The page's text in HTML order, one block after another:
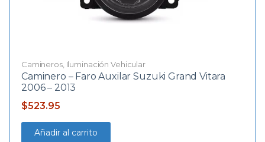
Camineros, Iluminación Vehicular
Caminero – Faro Auxilar Suzuki Grand Vitara
2006 – 2013
$523.95
Añadir al carrito